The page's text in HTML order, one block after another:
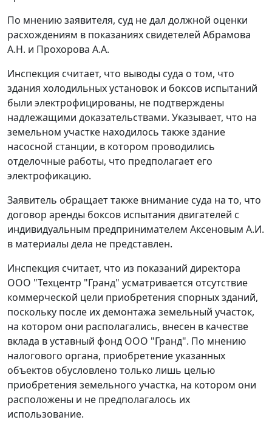
По мнению заявителя, суд не дал должной оценки
расхождениям в показаниях свидетелей Абрамова
А.Н. и Прохорова А.А.
Инспекция считает, что выводы суда о том, что
здания холодильных установок и боксов испытаний
были электрофицированы, не подтверждены
надлежащими доказательствами. Указывает, что на
земельном участке находилось также здание
насосной станции, в котором проводились
отделочные работы, что предполагает его
электрофикацию.
Заявитель обращает также внимание суда на то, что
договор аренды боксов испытания двигателей с
индивидуальным предпринимателем Аксеновым А.И.
в материалы дела не представлен.
Инспекция считает, что из показаний директора
ООО "Техцентр "Гранд" усматривается отсутствие
коммерческой цели приобретения спорных зданий,
поскольку после их демонтажа земельный участок,
на котором они располагались, внесен в качестве
вклада в уставный фонд ООО "Гранд". По мнению
налогового органа, приобретение указанных
объектов обусловлено только лишь целью
приобретения земельного участка, на котором они
расположены и не предполагалось их
использование.